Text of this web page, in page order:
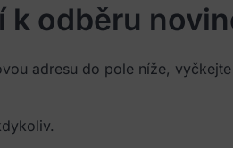
k odběru
adresu do pole níže,